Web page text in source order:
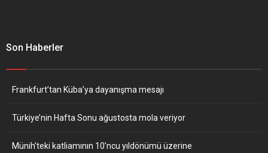
Son Haberler
Frankfurt’tan Küba’ya dayanışma mesajı
Türkiye’nin Hafta Sonu ağustosta mola veriyor
Münih’teki katliamının 10’ncu yıldönümü üzerine